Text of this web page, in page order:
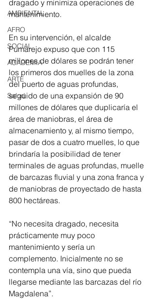
AMBIENTAL
AFRO
SOCIAL
ACADEMIA
ARTE
Salud
dragado y minimiza operaciones de
mantenimiento.
En su intervención, el alcalde
Pumarejo expuso que con 115
millones de dólares se podrán tener
los primeros dos muelles de la zona
del puerto de aguas profundas,
seguido de una expansión de 90
millones de dólares que duplicaría el
área de maniobras, el área de
almacenamiento y, al mismo tiempo,
pasar de dos a cuatro muelles, lo que
brindaría la posibilidad de tener
terminales de aguas profundas, muelle
de barcazas fluvial y una zona franca y
de maniobras de proyectado de hasta
800 hectáreas.
“No necesita dragado, necesita
prácticamente muy poco
mantenimiento y sería un
complemento. Inicialmente no se
contempla una vía, sino que pueda
llegarse mediante las barcazas del río
Magdalena”.